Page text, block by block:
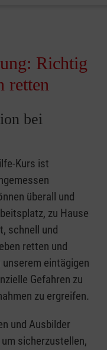
Richtig
retten
bei
Kurs ist
überall und
zu Hause
schnell und
retten und
eintägigen
Gefahren zu
zu ergreifen.
und Ausbilder
sicherzustellen,